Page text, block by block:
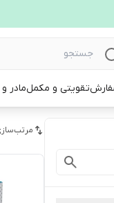
تقویتی و مکملمادر